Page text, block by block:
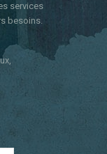
services
besoins.